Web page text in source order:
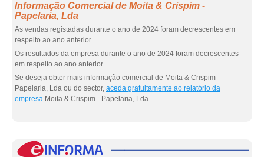
Informação Comercial de Moita & Crispim -
Papelaria, Lda
As vendas registadas durante o ano de 2024 foram decrescentes em
respeito ao ano anterior.
Os resultados da empresa durante o ano de 2024 foram decrescentes
em respeito ao ano anterior.
Se deseja obter mais informação comercial de Moita & Crispim -
Papelaria, Lda ou do sector, aceda gratuitamente ao relatório da
empresa Moita & Crispim - Papelaria, Lda.